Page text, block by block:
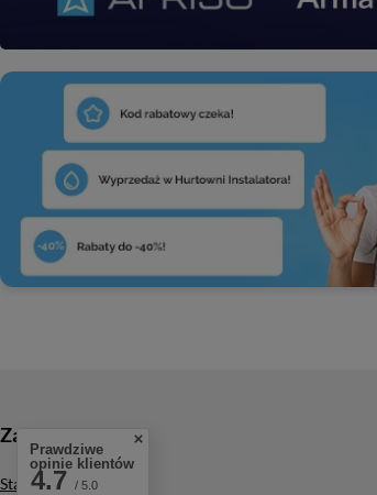
Zamówienia
Status zamówienia
Prawdziwe
opinie klientów
4.7 / 5.0